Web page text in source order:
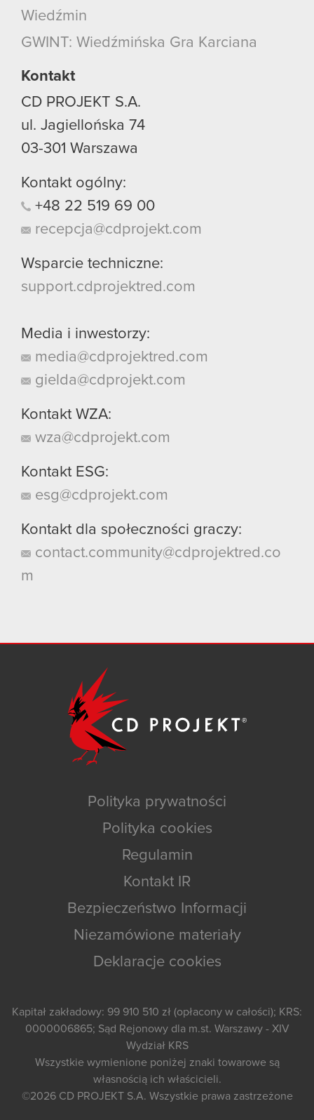
Wiedźmin
GWINT: Wiedźmińska Gra Karciana
Kontakt
CD PROJEKT S.A.
ul. Jagiellońska 74
03-301 Warszawa
Kontakt ogólny:
+48 22 519 69 00
recepcja@cdprojekt.com
Wsparcie techniczne:
support.cdprojektred.com
Media i inwestorzy:
media@cdprojektred.com
gielda@cdprojekt.com
Kontakt WZA:
wza@cdprojekt.com
Kontakt ESG:
esg@cdprojekt.com
Kontakt dla społeczności graczy:
contact.community@cdprojektred.co
m
Polityka prywatności
Polityka cookies
Regulamin
Kontakt IR
Bezpieczeństwo Informacji
Niezamówione materiały
Deklaracje cookies
Kapitał zakładowy: 99 910 510 zł (opłacony w całości); KRS:
0000006865; Sąd Rejonowy dla m.st. Warszawy - XIV
Wydział KRS
Wszystkie wymienione poniżej znaki towarowe są
własnością ich właścicieli.
©2026 CD PROJEKT S.A. Wszystkie prawa zastrzeżone